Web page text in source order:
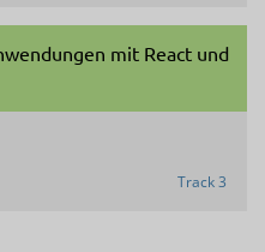
mit React und
Track 3